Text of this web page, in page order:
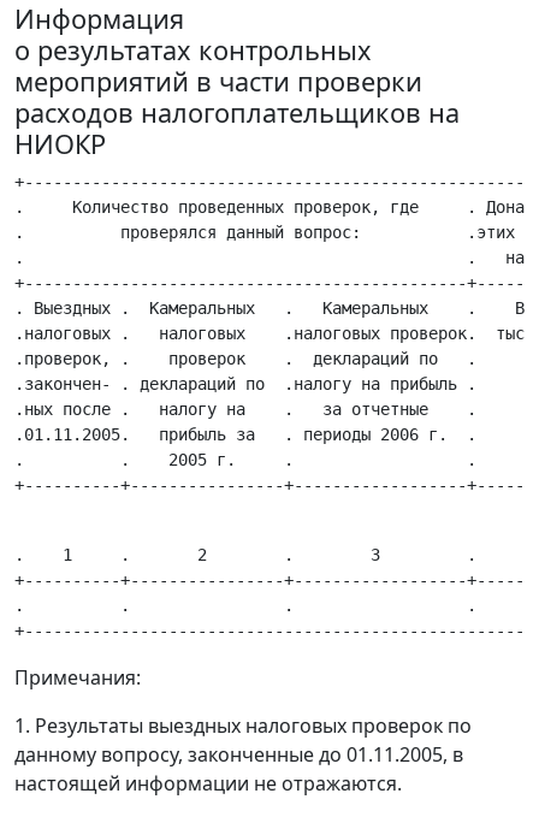
Информация
о результатах контрольных
мероприятий в части проверки
расходов налогоплательщиков на
НИОКР
.     Количество проведенных проверок, где     .
.          проверялся данный вопрос:           .этих
.                                              .   на прибыль
+----------------------------------------------
. Выездных .  Камеральных   .   Камеральных    .
.налоговых .   налоговых    .налоговых проверок.
.проверок, .    проверок    .  деклараций по   .
.закончен- . деклараций по  .налогу на
.ных после .   налогу на    .   за отчетные
.01.11.2005.   прибыль за   . периоды 2006
.          .    2005 г.     .                  .
.    1     .       2        .        3         .
+----------+----------------+------------------
.          .                .                  .
Примечания:
1. Результаты выездных налоговых проверок по
данному вопросу, законченные до 01.11.2005, в
настоящей информации не отражаются.